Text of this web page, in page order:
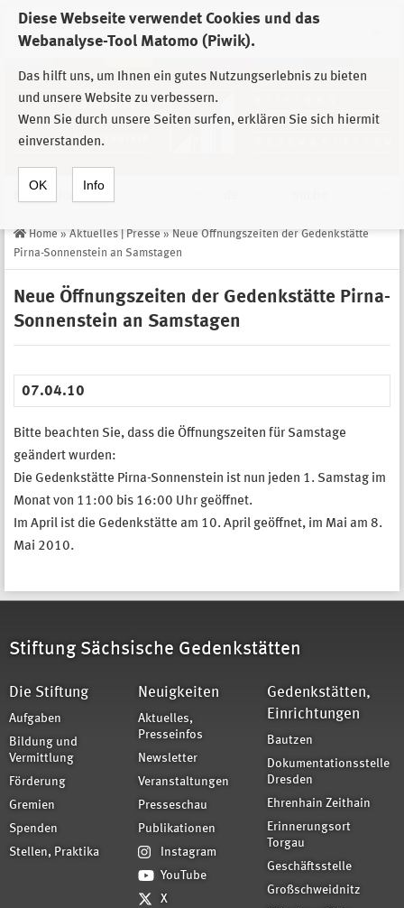
Diese Webseite verwendet Cookies und das
Webanalyse-Tool Matomo (Piwik).
Das hilft uns, um Ihnen ein gutes Nutzungserlebnis zu bieten
und unsere Website zu verbessern.
Wenn Sie durch unsere Seiten surfen, erklären Sie sich hiermit
einverstanden.
OK Info
Zur Auswahl der Einrichtungen der
Stiftung Sächsische Gedenkstätten
Home » Aktuelles | Presse » Neue Öffnungszeiten der Gedenkstätte
Pirna-Sonnenstein an Samstagen
Neue Öffnungszeiten der Gedenkstätte Pirna-
Sonnenstein an Samstagen
07.04.10
Bitte beachten Sie, dass die Öffnungszeiten für Samstage
geändert wurden:
Die Gedenkstätte Pirna-Sonnenstein ist nun jeden 1. Samstag im
Monat von 11:00 bis 16:00 Uhr geöffnet.
Im April ist die Gedenkstätte am 10. April geöffnet, im Mai am 8.
Mai 2010.
Stiftung Sächsische Gedenkstätten
Die Stiftung
Aufgaben
Bildung und
Vermittlung
Förderung
Gremien
Spenden
Stellen, Praktika
Neuigkeiten
Aktuelles,
Presseinfos
Newsletter
Veranstaltungen
Presseschau
Publikationen
Instagram
YouTube
X
Gedenkstätten,
Einrichtungen
Bautzen
Dokumentationsstelle
Dresden
Ehrenhain Zeithain
Erinnerungsort
Torgau
Geschäftsstelle
Großschweidnitz